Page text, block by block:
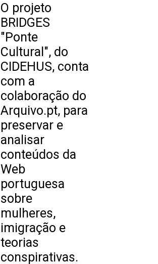
O projeto
BRIDGES
"Ponte
Cultural", do
CIDEHUS, conta
com a
colaboração do
Arquivo.pt, para
preservar e
analisar
conteúdos da
Web
portuguesa
sobre
mulheres,
imigração e
teorias
conspirativas.